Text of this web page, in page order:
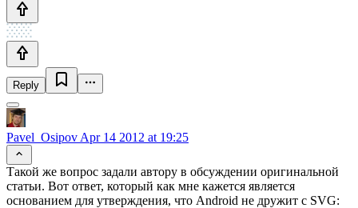
Reply
Pavel_Osipov Apr 14 2012 at 19:25
Такой же вопрос задали автору в обсуждении оригинальной
статьи. Вот ответ, который как мне кажется является
основанием для утверждения, что Android не дружит с SVG: